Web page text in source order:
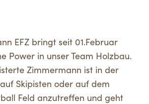
EFZ bringt seit 01.Februar
Power in unser Team Holzbau.
Zimmermann ist in der
Skipisten oder auf dem
Feld anzutreffen und geht